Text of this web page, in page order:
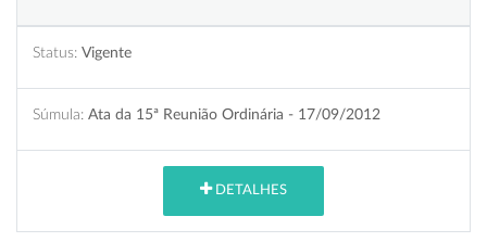
Status: Vigente
Súmula: Ata da 15ª Reunião Ordinária - 17/09/2012
DETALHES